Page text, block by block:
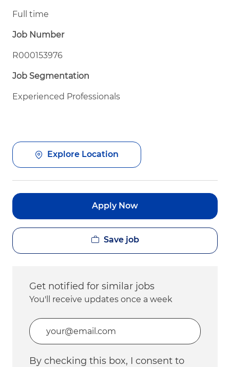
Full time
Job Number
R000153976
Job Segmentation
Experienced Professionals
Explore Location
Apply Now
Save job
Get notified for similar jobs
You'll receive updates once a week
Enter Email address (Required)
By checking this box, I consent to